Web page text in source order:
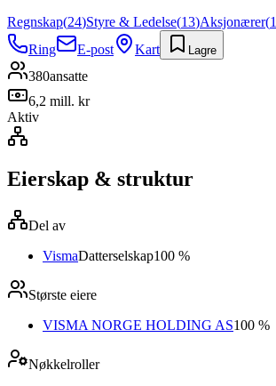
Regnskap(24)Styre & Ledelse(13)Aksjonærer(1
Ring
E-post Kart Lagre
380ansatte
6,2 mill. kr
Aktiv
Eierskap & struktur
Del av
VismaDatterselskap100 %
Største eiere
VISMA NORGE HOLDING AS100 %
Nøkkelroller